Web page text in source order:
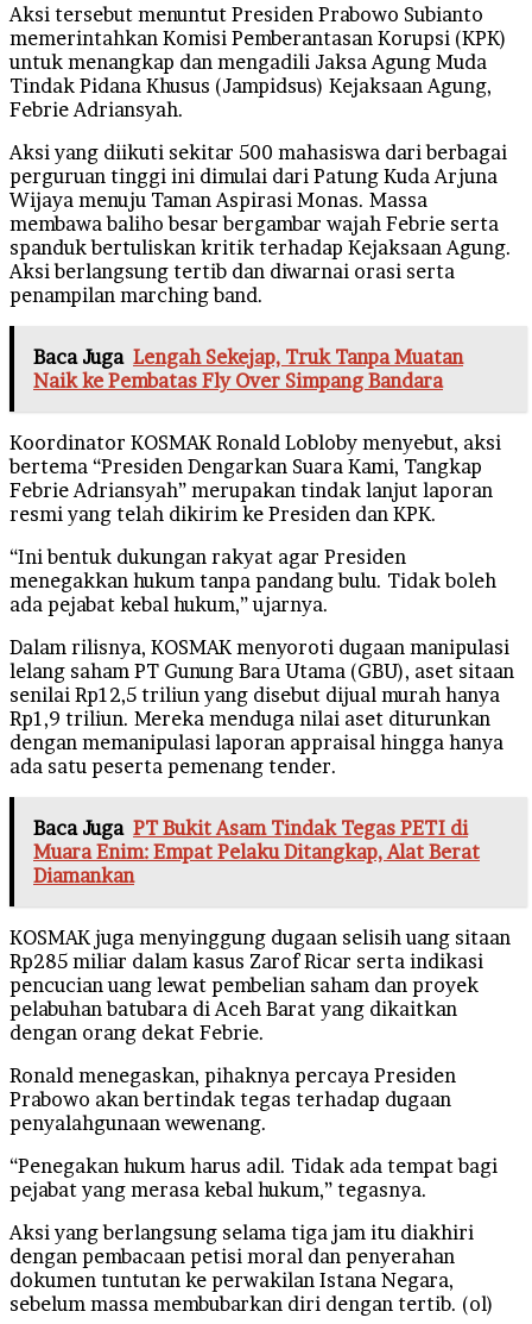
Aksi tersebut menuntut Presiden Prabowo Subianto
memerintahkan Komisi Pemberantasan Korupsi (KPK)
untuk menangkap dan mengadili Jaksa Agung Muda
Tindak Pidana Khusus (Jampidsus) Kejaksaan Agung,
Febrie Adriansyah.
Aksi yang diikuti sekitar 500 mahasiswa dari berbagai
perguruan tinggi ini dimulai dari Patung Kuda Arjuna
Wijaya menuju Taman Aspirasi Monas. Massa
membawa baliho besar bergambar wajah Febrie serta
spanduk bertuliskan kritik terhadap Kejaksaan Agung.
Aksi berlangsung tertib dan diwarnai orasi serta
penampilan marching band.
Baca Juga Lengah Sekejap, Truk Tanpa Muatan
Naik ke Pembatas Fly Over Simpang Bandara
Koordinator KOSMAK Ronald Lobloby menyebut, aksi
bertema “Presiden Dengarkan Suara Kami, Tangkap
Febrie Adriansyah” merupakan tindak lanjut laporan
resmi yang telah dikirim ke Presiden dan KPK.
“Ini bentuk dukungan rakyat agar Presiden
menegakkan hukum tanpa pandang bulu. Tidak boleh
ada pejabat kebal hukum,” ujarnya.
Dalam rilisnya, KOSMAK menyoroti dugaan manipulasi
lelang saham PT Gunung Bara Utama (GBU), aset sitaan
senilai Rp12,5 triliun yang disebut dijual murah hanya
Rp1,9 triliun. Mereka menduga nilai aset diturunkan
dengan memanipulasi laporan appraisal hingga hanya
ada satu peserta pemenang tender.
Baca Juga PT Bukit Asam Tindak Tegas PETI di
Muara Enim: Empat Pelaku Ditangkap, Alat Berat
Diamankan
KOSMAK juga menyinggung dugaan selisih uang sitaan
Rp285 miliar dalam kasus Zarof Ricar serta indikasi
pencucian uang lewat pembelian saham dan proyek
pelabuhan batubara di Aceh Barat yang dikaitkan
dengan orang dekat Febrie.
Ronald menegaskan, pihaknya percaya Presiden
Prabowo akan bertindak tegas terhadap dugaan
penyalahgunaan wewenang.
“Penegakan hukum harus adil. Tidak ada tempat bagi
pejabat yang merasa kebal hukum,” tegasnya.
Aksi yang berlangsung selama tiga jam itu diakhiri
dengan pembacaan petisi moral dan penyerahan
dokumen tuntutan ke perwakilan Istana Negara,
sebelum massa membubarkan diri dengan tertib. (ol)